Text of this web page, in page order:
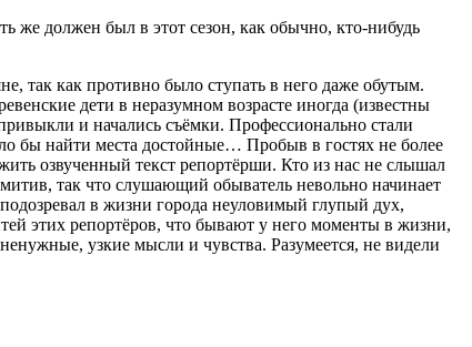
же должен был в этот сезон, как обычно, кто-нибудь
так как противно было ступать в него даже обутым.
дети в неразумном возрасте иногда (известны
и начались съёмки. Профессионально стали
бы найти места достойные… Пробыв в гостях не более
озвученный текст репортёрши. Кто из нас не слышал
так что слушающий обыватель невольно начинает
в жизни города неуловимый глупый дух,
этих репортёров, что бывают у него моменты в жизни,
узкие мысли и чувства. Разумеется, не видели